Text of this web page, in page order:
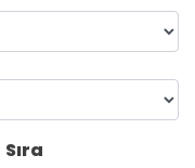
Sıra